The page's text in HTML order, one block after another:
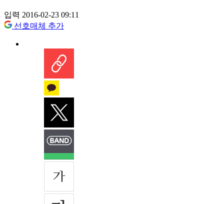
입력 2016-02-23 09:11
선호매체 추가